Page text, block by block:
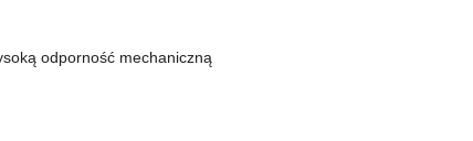
odporność mechaniczną